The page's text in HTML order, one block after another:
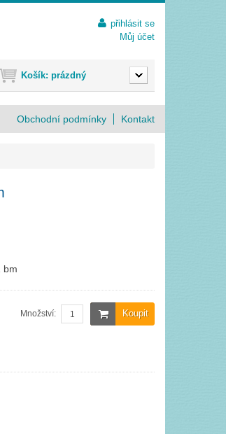
bm
Koupit
Množství:
Obchodní podmínky Kontakt
přihlásit se
Můj účet
Košík: prázdný